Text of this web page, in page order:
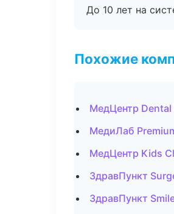
До 10 лет на
Похожие
МедЦентр
МедиЛаб
МедЦентр Kids
ЗдравПункт
ЗдравПункт